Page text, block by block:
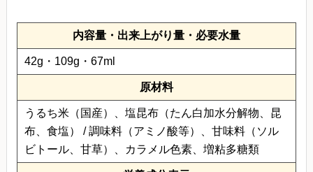
内容量・出来上がり量・必要水量
42g・109g・67ml
原材料
うるち米（国産）、塩昆布（たん白加水分解物、昆
布、食塩） / 調味料（アミノ酸等）、甘味料（ソル
ビトール、甘草）、カラメル色素、増粘多糖類